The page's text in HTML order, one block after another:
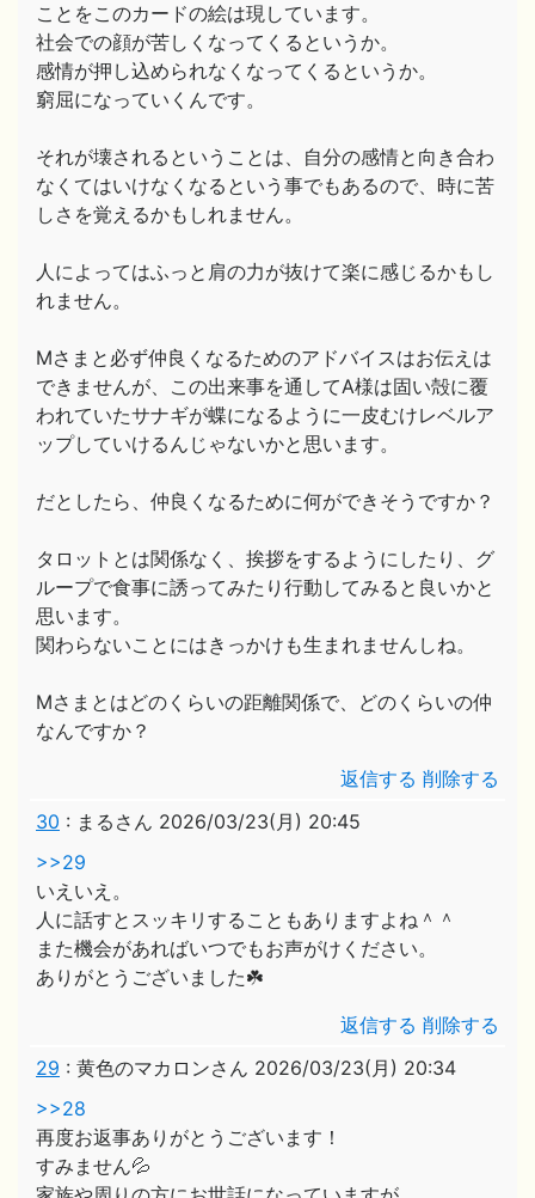
ことをこのカードの絵は現しています。
社会での顔が苦しくなってくるというか。
感情が押し込められなくなってくるというか。
窮屈になっていくんです。
それが壊されるということは、自分の感情と向き合わ
なくてはいけなくなるという事でもあるので、時に苦
しさを覚えるかもしれません。
人によってはふっと肩の力が抜けて楽に感じるかもし
れません。
Mさまと必ず仲良くなるためのアドバイスはお伝えは
できませんが、この出来事を通してA様は固い殻に覆
われていたサナギが蝶になるように一皮むけレベルア
ップしていけるんじゃないかと思います。
だとしたら、仲良くなるために何ができそうですか？
タロットとは関係なく、挨拶をするようにしたり、グ
ループで食事に誘ってみたり行動してみると良いかと
思います。
関わらないことにはきっかけも生まれませんしね。
Mさまとはどのくらいの距離関係で、どのくらいの仲
なんですか？
返信する 削除する
30 : まるさん 2026/03/23(月) 20:45
>>29
いえいえ。
人に話すとスッキリすることもありますよね＾＾
また機会があればいつでもお声がけください。
ありがとうございました☘️
返信する 削除する
29 : 黄色のマカロンさん 2026/03/23(月) 20:34
>>28
再度お返事ありがとうございます！
すみません💦